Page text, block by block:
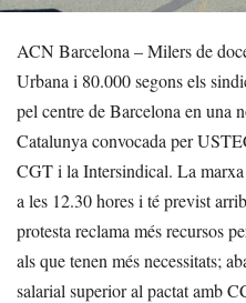
ACN Barcelona – Milers de
Urbana i 80.000 segons els
pel centre de Barcelona en una
Catalunya convocada per
CGT i la Intersindical. La
a les 12.30 hores i té previst
protesta reclama més recursos
als que tenen més necessitats;
salarial superior al pactat amb